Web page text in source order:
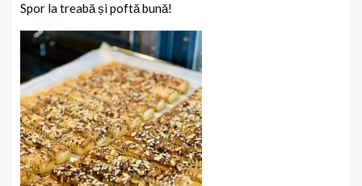
Spor la treabă și poftă bună!